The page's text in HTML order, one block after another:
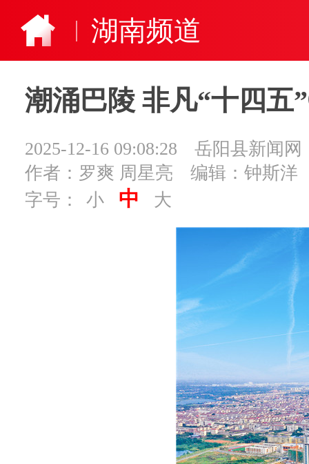
湖南频道
潮涌巴陵 非凡“十四
2025-12-16 09:08:28
岳阳县新闻网
作者：罗爽 周星亮
编辑：钟斯洋
字号：
小 中 大